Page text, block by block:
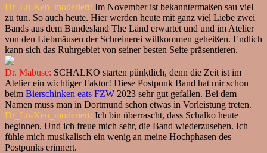
Dr_Lü-Ken_moderiert: Im November ist bekanntermaßen sau viel
zu tun. So auch heute. Hier werden heute mit ganz viel Liebe zwei
Bands aus dem Bundesland The Länd erwartet und und im Atelier
von den Liebmäusen der Schreinerei willkommen geheißen. Endlich
kann sich das Ruhrgebiet von seiner besten Seite präsentieren.
Dr. Mabuse: SCHALKO starten pünktlich, denn die Zeit ist im
Atelier ein wichtiger Faktor! Diese Postpunk Band hat mir schon
beim Bierschinken eats FZW 2023 sehr gut gefallen. Bei dem
Namen muss man in Dortmund schon etwas in Vorleistung treten.
Dr_Lü-Ken_moderiert: Ich bin überrascht, dass Schalko heute
beginnen. Und ich freue mich sehr, die Band wiederzusehen. Ich
fühle mich musikalisch ein wenig an meine Hochphasen des
Postpunks erinnert.